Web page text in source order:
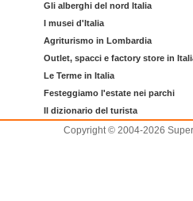
Gli alberghi del nord Italia
I musei d'Italia
Agriturismo in Lombardia
Outlet, spacci e factory store in
Le Terme in Italia
Festeggiamo l'estate nei parchi
Il dizionario del turista
Copyright © 2004-2026